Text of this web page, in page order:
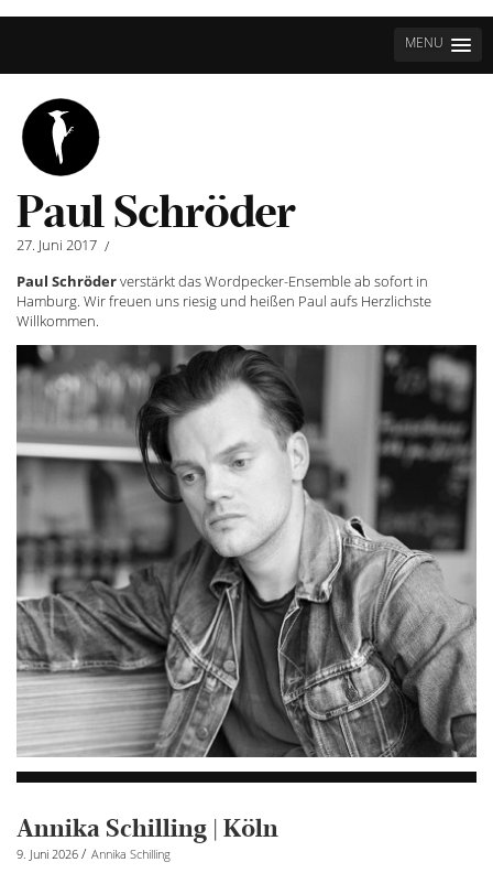
MENU
Paul Schröder
27. Juni 2017 /
Paul Schröderverstärkt das Wordpecker-Ensemble ab sofort in
Hamburg. Wir freuen uns riesig und heißen Paul aufs Herzlichste
Willkommen.
Annika Schilling | Köln
9. Juni 2026 / Annika Schilling